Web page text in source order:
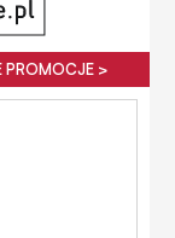
PROMOCJE >